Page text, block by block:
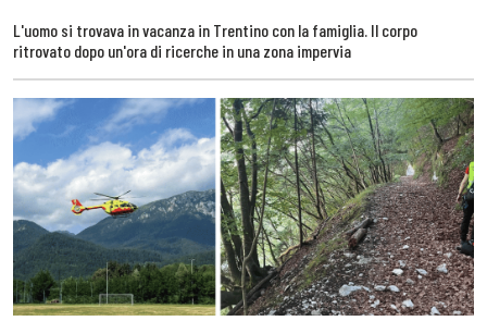
L'uomo si trovava in vacanza in Trentino con la famiglia. Il corpo
ritrovato dopo un'ora di ricerche in una zona impervia